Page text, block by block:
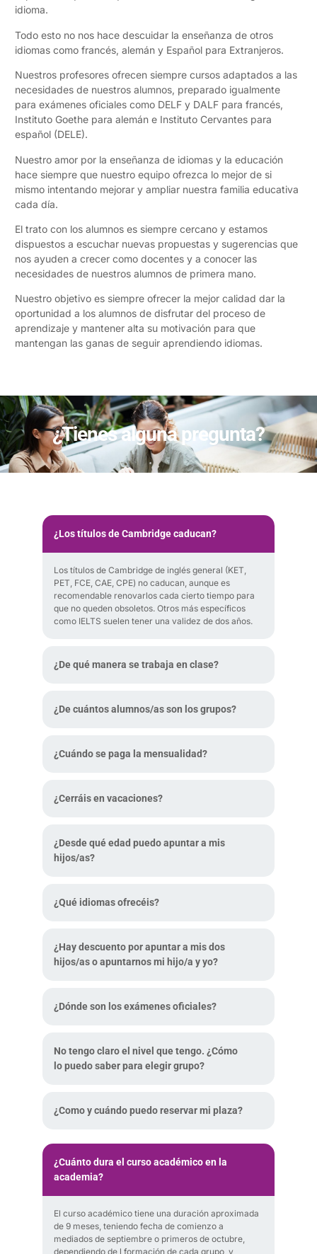
idioma.
Todo esto no nos hace descuidar la enseñanza de otros
idiomas como francés, alemán y Español para Extranjeros.
Nuestros profesores ofrecen siempre cursos adaptados a las
necesidades de nuestros alumnos, preparado igualmente
para exámenes oficiales como DELF y DALF para francés,
Instituto Goethe para alemán e Instituto Cervantes para
español (DELE).
Nuestro amor por la enseñanza de idiomas y la educación
hace siempre que nuestro equipo ofrezca lo mejor de si
mismo intentando mejorar y ampliar nuestra familia educativa
cada día.
El trato con los alumnos es siempre cercano y estamos
dispuestos a escuchar nuevas propuestas y sugerencias que
nos ayuden a crecer como docentes y a conocer las
necesidades de nuestros alumnos de primera mano.
Nuestro objetivo es siempre ofrecer la mejor calidad dar la
oportunidad a los alumnos de disfrutar del proceso de
aprendizaje y mantener alta su motivación para que
mantengan las ganas de seguir aprendiendo idiomas.
¿Tienes alguna pregunta?
¿Los títulos de Cambridge caducan?
Los títulos de Cambridge de inglés general (KET,
PET, FCE, CAE, CPE) no caducan, aunque es
recomendable renovarlos cada cierto tiempo para
que no queden obsoletos. Otros más específicos
como IELTS suelen tener una validez de dos años.
¿De qué manera se trabaja en clase?
¿De cuántos alumnos/as son los grupos?
¿Cuándo se paga la mensualidad?
¿Cerráis en vacaciones?
¿Desde qué edad puedo apuntar a mis
hijos/as?
¿Qué idiomas ofrecéis?
¿Hay descuento por apuntar a mis dos
hijos/as o apuntarnos mi hijo/a y yo?
¿Dónde son los exámenes oficiales?
No tengo claro el nivel que tengo. ¿Cómo
lo puedo saber para elegir grupo?
¿Como y cuándo puedo reservar mi plaza?
¿Cuánto dura el curso académico en la
academia?
El curso académico tiene una duración aproximada
de 9 meses, teniendo fecha de comienzo a
mediados de septiembre o primeros de octubre,
dependiendo de l formación de cada grupo, y